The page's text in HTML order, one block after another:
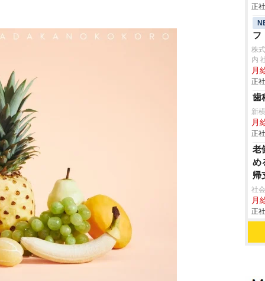
正
フ
株
内
月
正
歯
新
月
正
老
め
帰
社
月
正